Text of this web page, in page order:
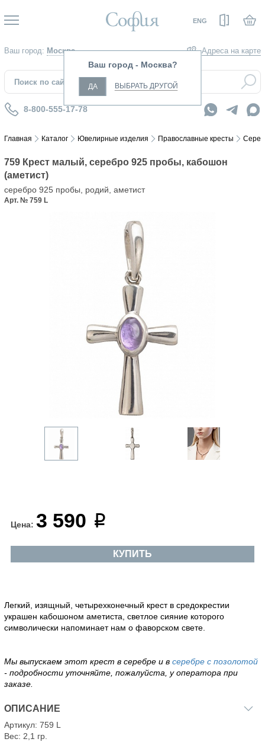
ENG Вход
Ваш город: Москва Адреса на карте
Ваш город - Москва?
ДА ВЫБРАТЬ ДРУГОЙ
8-800-555-17-78
Главная Каталог Ювелирные изделия Православные кресты
759 Крест малый, серебро 925 пробы, кабошон
(аметист)
серебро 925 пробы, родий, аметист
Арт. № 759 L
Цена: 3 590
КУПИТЬ
Легкий, изящный, четырехконечный крест в средокрестии
украшен кабошоном аметиста, светлое сияние которого
символически напоминает нам о фаворском свете.
Мы выпускаем этот крест в серебре и в серебре с позолотой
- подробности уточняйте, пожалуйста, у оператора при
заказе.
ОПИСАНИЕ
Артикул: 759 L
Вес: 2,1 гр.